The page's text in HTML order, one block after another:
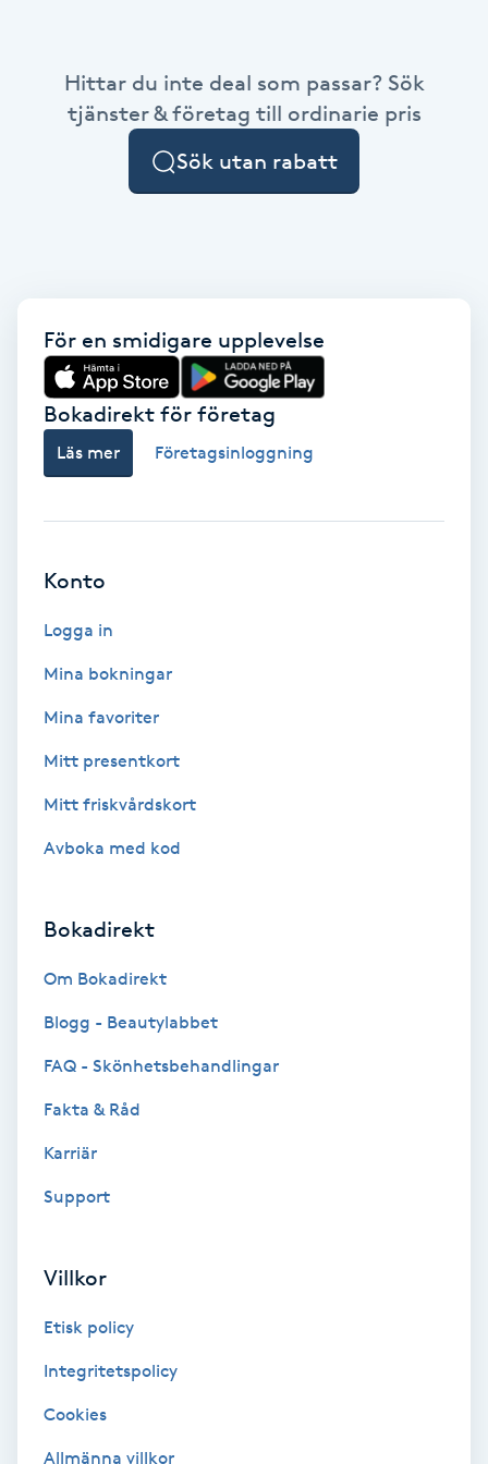
BIAB
Blowout
Bottenfärg
Brynformning
Brynfärgning
Bröllopsuppsättning
Celluliter
Coachning
Color correction
Cryoterapi
Damklippning
Diamantslipning
Enzympeeling
Extensions
Eyeliner-tatuering
Hittar du inte deal som passar? Sök
tjänster & företag till ordinarie pris
Sök utan rabatt
För en smidigare upplevelse
Bokadirekt för företag
Läs mer Företagsinloggning
Konto
Logga in
Mina bokningar
Mina favoriter
Mitt presentkort
Mitt friskvårdskort
Avboka med kod
Bokadirekt
Om Bokadirekt
Blogg - Beautylabbet
FAQ - Skönhetsbehandlingar
Fakta & Råd
Karriär
Support
Villkor
Etisk policy
Integritetspolicy
Cookies
Allmänna villkor